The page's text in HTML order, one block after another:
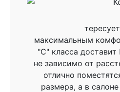
максимальным
"С" класса
не зависимо от
отлично
размера, а в